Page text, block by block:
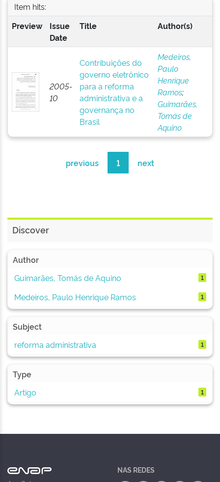
Item hits:
Preview
Issue
Date
Title Author(s)
2005-
10
Contribuições do
governo eletrônico
para a reforma
administrativa e a
governança no
Brasil
Medeiros,
Paulo
Henrique
Ramos;
Guimarães,
Tomás de
Aquino
previous 1 next
Discover
Author
Guimarães, Tomás de Aquino
1
Medeiros, Paulo Henrique Ramos 1
Subject
reforma administrativa
1
Type
Artigo
1
NAS REDES